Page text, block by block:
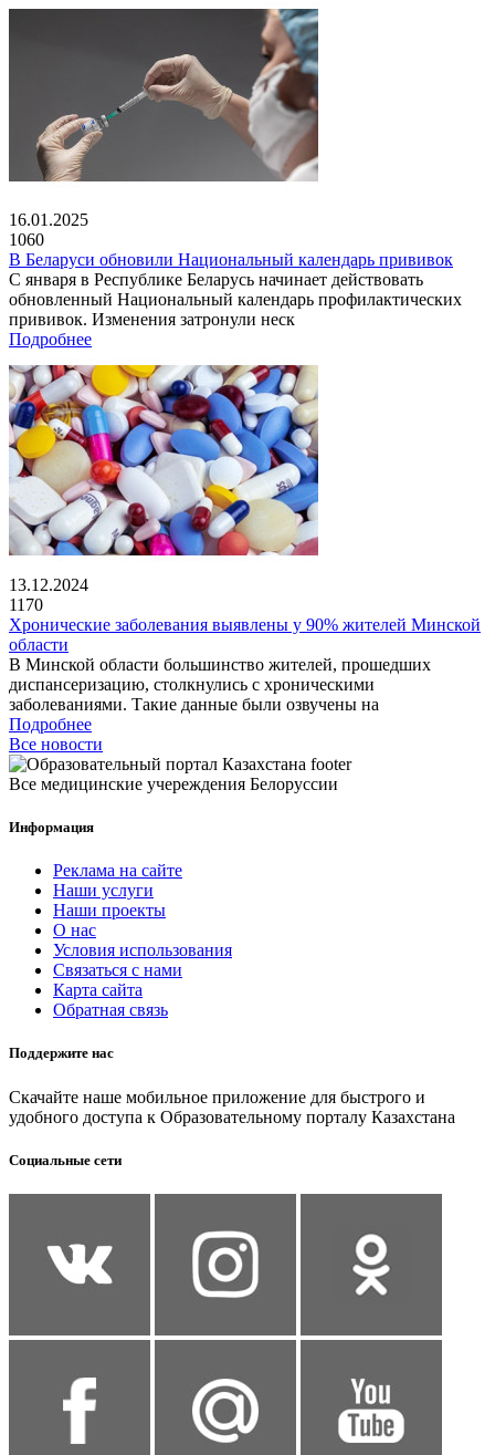
16.01.2025
1060
В Беларуси обновили Национальный календарь прививок
С января в Республике Беларусь начинает действовать
обновленный Национальный календарь профилактических
прививок. Изменения затронули неск
Подробнее
13.12.2024
1170
Хронические заболевания выявлены у 90% жителей Минской
области
В Минской области большинство жителей, прошедших
диспансеризацию, столкнулись с хроническими
заболеваниями. Такие данные были озвучены на
Подробнее
Все новости
Все медицинские учереждения Белоруссии
Информация
Реклама на сайте
Наши услуги
Наши проекты
О нас
Условия использования
Связаться с нами
Карта сайта
Обратная связь
Поддержите нас
Скачайте наше мобильное приложение для быстрого и
удобного доступа к Образовательному порталу Казахстана
Социальные сети